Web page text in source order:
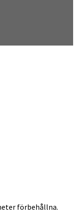
förbehållna.